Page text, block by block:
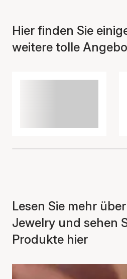
Hier finden Sie
weitere tolle
Lesen Sie mehr
Jewelry und sehen
Produkte hier